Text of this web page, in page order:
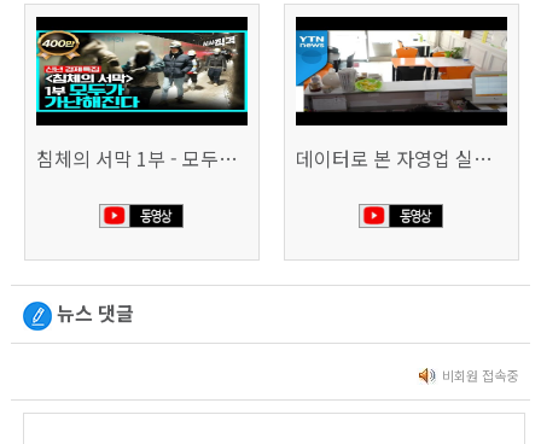
침체의 서막 1부 - 모두가 가난해진다 | 시사직격 신년특집 데이터로 본 자영업 실태 - 매출 '뚝', 장수 업소도 '휘청'
뉴스 댓글
비회원 접속중